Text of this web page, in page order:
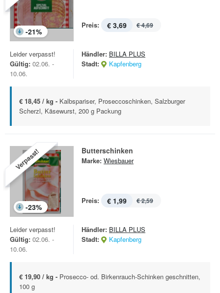
-21%
Preis: € 3,69 € 4,69
Leider verpasst!
Gültig: 02.06. -
10.06.
Händler: BILLA PLUS
Stadt:
Kapfenberg
€ 18,45 / kg - Kalbspariser, Proseccoschinken, Salzburger
Scherzl, Käsewurst, 200 g Packung
Verpasst!
-23%
Butterschinken
Marke: Wiesbauer
Preis: € 1,99 € 2,59
Leider verpasst!
Gültig: 02.06. -
10.06.
Händler: BILLA PLUS
Stadt:
Kapfenberg
€ 19,90 / kg - Prosecco- od. Birkenrauch-Schinken geschnitten,
100 g